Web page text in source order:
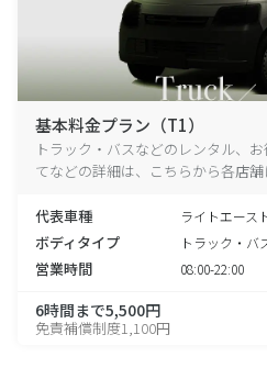
基本料金プラン（T1）
トラック・バスなどのレンタル、
てなどの詳細は、こちらから各店舗
代表車種 ライトエース
ボディタイプ トラック・バ
営業時間 08:00-22:00
6時間まで5,500円
免責補償制度1,100円